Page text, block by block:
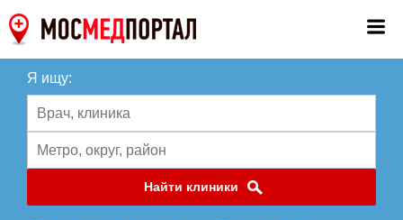
Я ищу:
Найти клиники